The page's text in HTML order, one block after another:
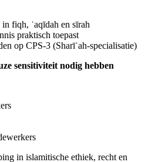
fiqh, ʿaqīdah en sīrah
praktisch toepast
op CPS‑3 (Sharīʿah‑specialisatie)
sensitiviteit nodig hebben
in islamitische ethiek, recht en